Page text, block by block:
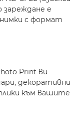
зареждане е
с формат
Print ви
декоративни
към вашите